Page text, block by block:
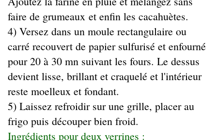
faire de grumeaux et enfin les cacahuètes.
4) Versez dans un moule rectangulaire ou
carré recouvert de papier sulfurisé et enfourné
pour 20 à 30 mn suivant les fours. Le dessus
devient lisse, brillant et craquelé et l'intérieur
reste moelleux et fondant.
5) Laissez refroidir sur une grille, placer au
frigo puis découper bien froid.
Ingrédients pour deux verrines :